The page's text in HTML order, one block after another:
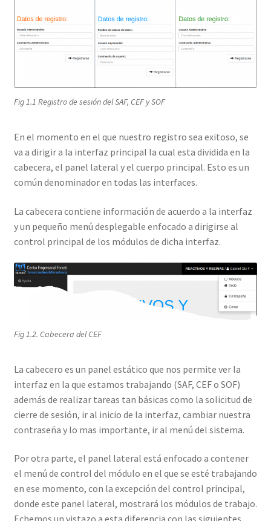
Fig 1.1 Registro de sesión del SAF, CEF y SOF
En el momento en el que nuestro registro sea exitoso, se
va a dirigir a la interfaz principal la cual esta dividida en la
cabecera, el panel lateral y el cuerpo principal. Esto es un
común denominador en todas las interfaces.
La cabecera contiene información de acuerdo a la interfaz
y un pequeño menú desplegable enfocado a dirigirse al
control principal de los módulos de dicha interfaz.
Fig 1.2. Cabecera del CEF
La cabecero es un panel estático que nos permite ver la
interfaz en la que estamos trabajando (SAF, CEF o SOF)
además de realizar tareas tan básicas como la solicitud de
cierre de sesión, ir al inicio de la interfaz, cambiar nuestra
contraseña y lo mas importante, ir al menú del sistema.
Por otra parte, el panel lateral está enfocado a contener
el menú de control del módulo en el que se esté trabajando
en ese momento, con la excepción del control principal,
donde este panel lateral, mostrará los módulos de trabajo.